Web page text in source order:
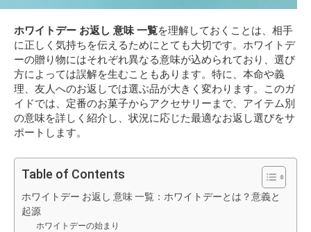
ホワイトデー お返し 意味 一覧を理解しておくことは、相手
に正しく気持ちを伝えるためにとても大切です。ホワイトデ
ーの贈り物にはそれぞれ異なる意味が込められており、選び
方によっては誤解を生むこともあります。特に、本命や義
理、友人へのお返しでは選ぶ品が大きく変わります。このガ
イドでは、定番のお菓子からアクセサリーまで、アイテム別
の意味を詳しく紹介し、状況に応じた最適なお返し選びをサ
ポートします。
Table of Contents
ホワイトデー お返し 意味 一覧：ホワイトデーとは？意義と
起源
ホワイトデーの始まり